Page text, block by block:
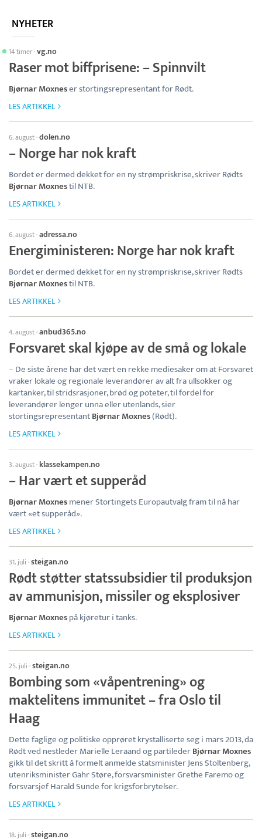
NYHETER
14 timer·vg.no
Raser mot biffprisene: –⁠ Spinnvilt
Bjørnar Moxneser stortingsrepresentant for Rødt.
LES ARTIKKEL
6. august·dolen.no
– Norge har nok kraft
Bordet er dermed dekket for en ny strømpriskrise, skriver Rødts
Bjørnar Moxnestil NTB.
LES ARTIKKEL
6. august·adressa.no
Energiministeren: Norge har nok kraft
Bordet er dermed dekket for en ny strømpriskrise, skriver Rødts
Bjørnar Moxnestil NTB.
LES ARTIKKEL
4. august·anbud365.no
Forsvaret skal kjøpe av de små og lokale
– De siste årene har det vært en rekke mediesaker om at Forsvaret
vraker lokale og regionale leverandører av alt fra ullsokker og
kartanker, til stridsrasjoner, brød og poteter, til fordel for
leverandører lenger unna eller utenlands, sier
stortingsrepresentantBjørnar Moxnes(Rødt).
LES ARTIKKEL
3. august· klassekampen.no
– Har vært et supperåd
Bjørnar Moxnesmener Stortingets Europautvalg fram til nå har
vært «et supperåd».
LES ARTIKKEL
31. juli ·steigan.no
Rødt støtter statssubsidier til produksjon
av ammunisjon, missiler og eksplosiver
Bjørnar Moxnespå kjøretur i tanks.
LES ARTIKKEL
25. juli ·steigan.no
Bombing som «våpentrening» og
maktelitens immunitet – fra Oslo til
Haag
Dette faglige og politiske opprøret krystalliserte seg i mars 2013, da
Rødt ved nestleder Marielle Leraand og partilederBjørnar Moxnes
gikk til det skritt å formelt anmelde statsminister Jens Stoltenberg,
utenriksminister Gahr Støre, forsvarsminister Grethe Faremo og
forsvarsjef Harald Sunde for krigsforbrytelser.
LES ARTIKKEL
18. juli ·steigan.no